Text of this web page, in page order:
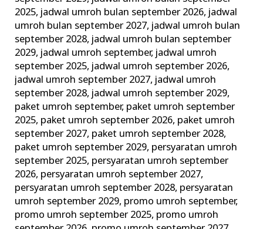
2025, jadwal umroh bulan september 2026, jadwal
umroh bulan september 2027, jadwal umroh bulan
september 2028, jadwal umroh bulan september
2029, jadwal umroh september, jadwal umroh
september 2025, jadwal umroh september 2026,
jadwal umroh september 2027, jadwal umroh
september 2028, jadwal umroh september 2029,
paket umroh september, paket umroh september
2025, paket umroh september 2026, paket umroh
september 2027, paket umroh september 2028,
paket umroh september 2029, persyaratan umroh
september 2025, persyaratan umroh september
2026, persyaratan umroh september 2027,
persyaratan umroh september 2028, persyaratan
umroh september 2029, promo umroh september,
promo umroh september 2025, promo umroh